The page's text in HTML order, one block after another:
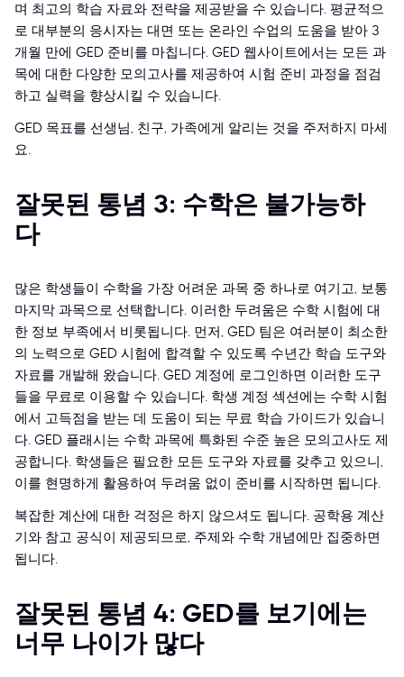
며 최고의 학습 자료와 전략을 제공받을 수 있습니다. 평균적으
로 대부분의 응시자는 대면 또는 온라인 수업의 도움을 받아 3
개월 만에 GED 준비를 마칩니다. GED 웹사이트에서는 모든 과
목에 대한 다양한 모의고사를 제공하여 시험 준비 과정을 점검
하고 실력을 향상시킬 수 있습니다.
GED 목표를 선생님, 친구, 가족에게 알리는 것을 주저하지 마세
요.
잘못된 통념 3: 수학은 불가능하
다
많은 학생들이 수학을 가장 어려운 과목 중 하나로 여기고, 보통
마지막 과목으로 선택합니다. 이러한 두려움은 수학 시험에 대
한 정보 부족에서 비롯됩니다. 먼저, GED 팀은 여러분이 최소한
의 노력으로 GED 시험에 합격할 수 있도록 수년간 학습 도구와
자료를 개발해 왔습니다. GED 계정에 로그인하면 이러한 도구
들을 무료로 이용할 수 있습니다. 학생 계정 섹션에는 수학 시험
에서 고득점을 받는 데 도움이 되는 무료 학습 가이드가 있습니
다. GED 플래시는 수학 과목에 특화된 수준 높은 모의고사도 제
공합니다. 학생들은 필요한 모든 도구와 자료를 갖추고 있으니,
이를 현명하게 활용하여 두려움 없이 준비를 시작하면 됩니다.
복잡한 계산에 대한 걱정은 하지 않으셔도 됩니다. 공학용 계산
기와 참고 공식이 제공되므로, 주제와 수학 개념에만 집중하면
됩니다.
잘못된 통념 4: GED를 보기에는
너무 나이가 많다